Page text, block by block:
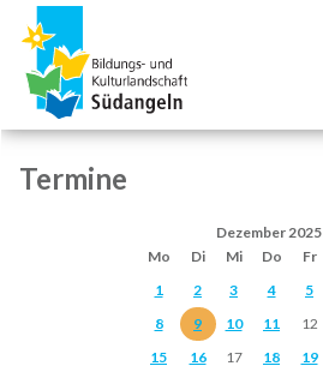
Navigation
springen
Inhalt
springen
Termine
Dezember 2025
Mo
Di Mi Do Fr
1
2 3 4 5
8
9 10 11 12
15
16 17 18 19